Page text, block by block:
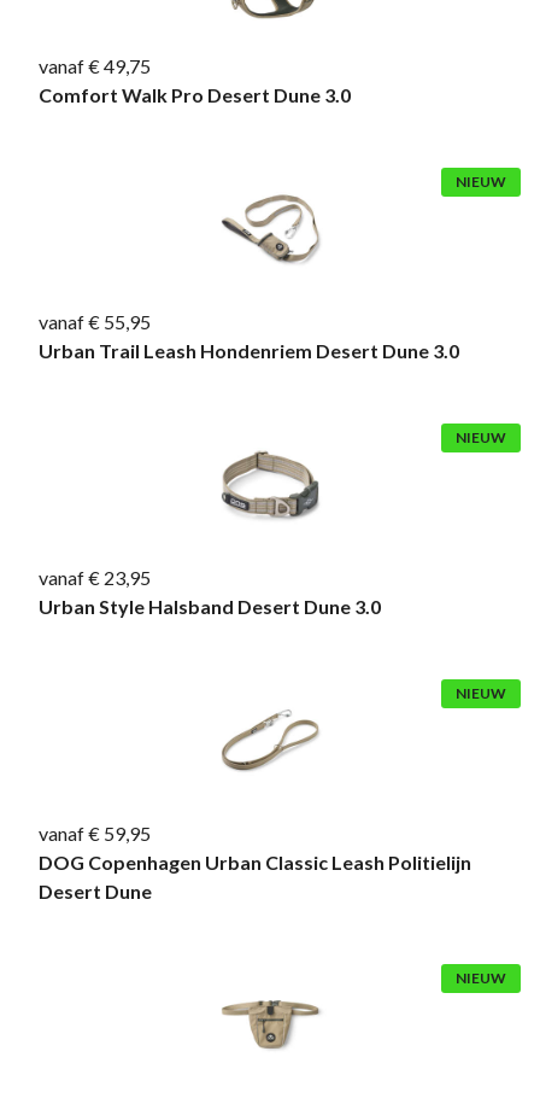
vanaf € 49,75
Comfort Walk Pro Desert Dune 3.0
NIEUW
vanaf € 55,95
Urban Trail Leash Hondenriem Desert Dune 3.0
NIEUW
vanaf € 23,95
Urban Style Halsband Desert Dune 3.0
NIEUW
vanaf € 59,95
DOG Copenhagen Urban Classic Leash Politielijn
Desert Dune
NIEUW